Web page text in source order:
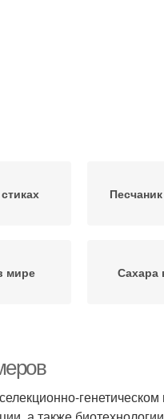
мире Сахара
генетическом